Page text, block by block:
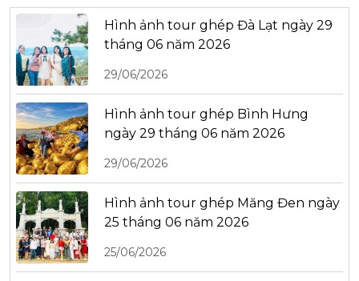
Hình ảnh tour ghép Đà Lạt ngày 29
tháng 06 năm 2026
29/06/2026
Hình ảnh tour ghép Bình Hưng
ngày 29 tháng 06 năm 2026
29/06/2026
Hình ảnh tour ghép Măng Đen ngày
25 tháng 06 năm 2026
25/06/2026